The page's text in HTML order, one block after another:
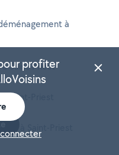
à
à Saint-Priest
Saint-Priest
à Saint-Priest
profiter